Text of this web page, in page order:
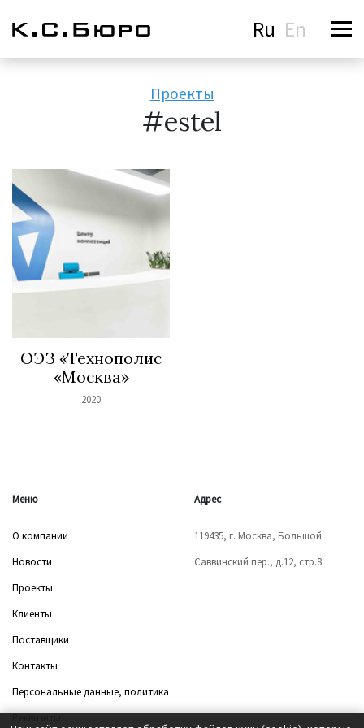
Ru En
Проекты
#estel
ОЭЗ «Технополис
«Москва»
2020
Меню
О компании
Новости
Проекты
Клиенты
Поставщики
Контакты
Персональные данные, политика
Адрес
119435, г. Москва, Большой
Саввинский пер., д.12, стр.8